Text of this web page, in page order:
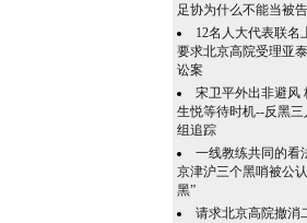
足协为什么不能当被
12名人大代表联名
要求北京高院受理亚
讼案
宋卫平外出非避风
生悦等待时机--反黑三
组追踪
一线教练共同的看
京津沪三个黑哨被公
黑”
请求北京高院撤消